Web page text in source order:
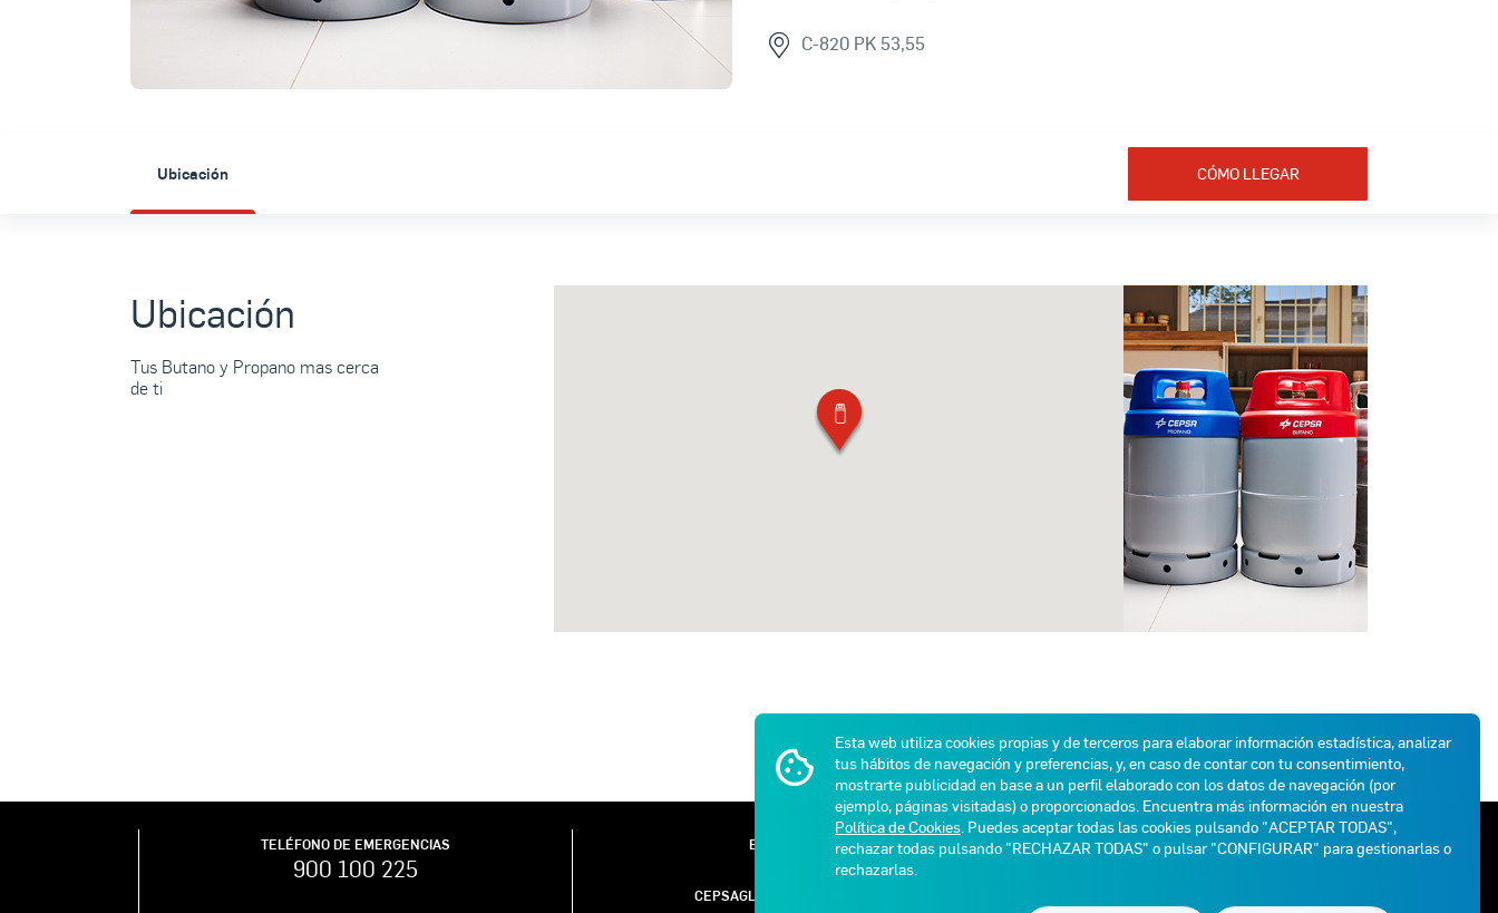
Esta web utiliza cookies propias y de terceros para elaborar información estadística, analizar
tus hábitos de navegación y preferencias, y, en caso de contar con tu consentimiento,
mostrarte publicidad en base a un perfil elaborado con los datos de navegación (por
ejemplo, páginas visitadas) o proporcionados. Encuentra más información en nuestra
Política de Cookies. Puedes aceptar todas las cookies pulsando "ACEPTAR TODAS",
rechazar todas pulsando "RECHAZAR TODAS" o pulsar "CONFIGURAR" para gestionarlas o
rechazarlas.
C-820 PK 53,55
Ubicación CÓMO LLEGAR
Ubicación
Tus Butano y Propano mas cerca
de ti
TELÉFONO DE EMERGENCIAS
900 100 225
E-MAIL
CEPSAGLP@GASIB.COM
ATENCIÓN AL CLIENTE